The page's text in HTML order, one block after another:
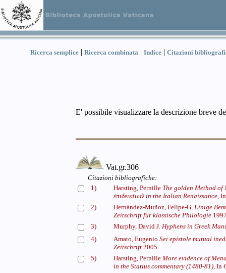
Ricerca semplice | Ricerca combinata | Indice | Citazioni
E' possibile visualizzare la descrizione breve
Vat.gr.306
Citazioni bibliografiche:
1)
Harsting, Pernille The golden Method of
ἐπιδεικτιω̃ν in the Italian Renaissance,
2)
Hernández-Muñoz, Felipe-G. Einige
Zeitschrift für klassische Philologie
3)
Murphy, David J. Hyphens in Greek
4)
Amato, Eugenio Sei epistole mutual
Zeitschrift 2005
5)
Harsting, Pernille More evidence of
in the Statius commentary (1480-81), In